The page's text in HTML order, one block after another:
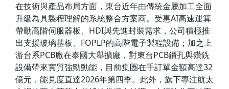
在技術與產品布局方面，東台近年由傳統金屬加工全面
升級為具製程理解的系統整合方案商。受惠AI高速運算
帶動高階伺服器板、HDI與先進封裝需求，公司積極推
出支援玻璃基板、FOPLP的高階電子製程設備；加之上
游台系PCB廠在泰國大舉擴廠，對東台PCB鑽孔與鑽銑
設備帶來實質強勁動能，目前集團在手訂單金額高達32
億元，能見度直達2026年第四季。此外，旗下專注航太